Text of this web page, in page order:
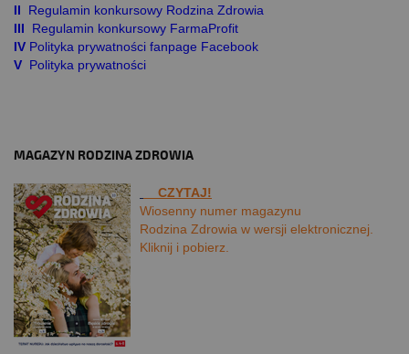
II
Regulamin konkursowy Rodzina Zdrowia
III
Regulamin konkursowy FarmaProfit
IV Polityka prywatności fanpage Facebook
V Polityka prywatności
MAGAZYN RODZINA ZDROWIA
CZYTAJ!
Wiosenny numer magazynu
Rodzina Zdrowia w wersji elektronicznej.
Kliknij i pobierz.